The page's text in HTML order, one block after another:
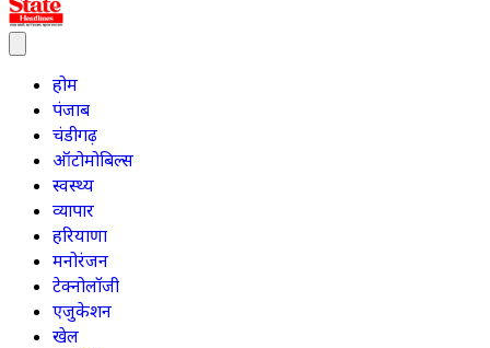
होम
पंजाब
चंडीगढ़
ऑटोमोबिल्स
स्वस्थ्य
व्यापार
हरियाणा
मनोरंजन
टेक्नोलॉजी
एजुकेशन
खेल